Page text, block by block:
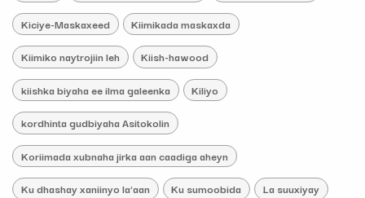
Kiciye-Maskaxeed Kiimikada maskaxda
Kiimiko naytrojiin leh Kiish-hawood
kiishka biyaha ee ilma galeenka Kiliyo
kordhinta gudbiyaha Asitokolin
Koriimada xubnaha jirka aan caadiga aheyn
Ku dhashay xaniinyo la'aan Ku sumoobida La suuxiyay